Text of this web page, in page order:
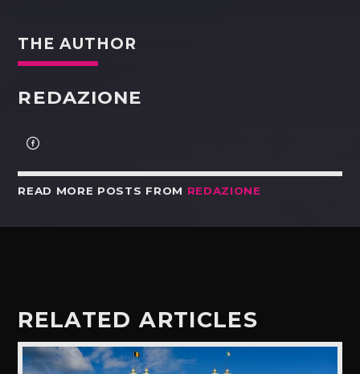
THE AUTHOR
REDAZIONE
READ MORE POSTS FROM REDAZIONE
RELATED ARTICLES